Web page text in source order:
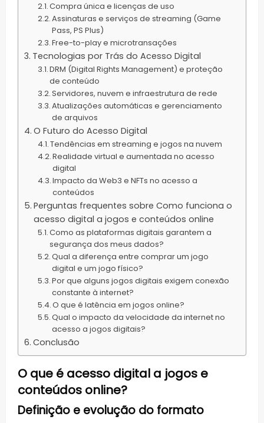
Compra única e licenças de uso
Assinaturas e serviços de streaming (Game
Pass, PS Plus)
Free-to-play e microtransações
Tecnologias por Trás do Acesso Digital
DRM (Digital Rights Management) e proteção
de conteúdo
Servidores, nuvem e infraestrutura de rede
Atualizações automáticas e gerenciamento
de arquivos
O Futuro do Acesso Digital
Tendências em streaming e jogos na nuvem
Realidade virtual e aumentada no acesso
digital
Impacto da Web3 e NFTs no acesso a
conteúdos
Perguntas frequentes sobre Como funciona o
acesso digital a jogos e conteúdos online
Como as plataformas digitais garantem a
segurança dos meus dados?
Qual a diferença entre comprar um jogo
digital e um jogo físico?
Por que alguns jogos digitais exigem conexão
constante à internet?
O que é latência em jogos online?
Qual o impacto da velocidade da internet no
acesso a jogos digitais?
Conclusão
O que é acesso digital a jogos e
conteúdos online?
Definição e evolução do formato